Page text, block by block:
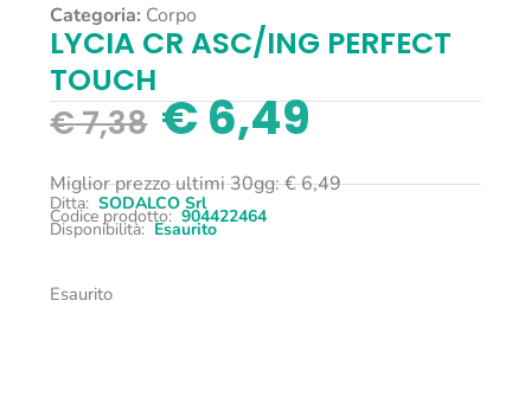
Categoria: Corpo
LYCIA CR ASC/ING PERFECT
TOUCH
€7,38 €6,49
Miglior prezzo ultimi 30gg:€6,49
Ditta: SODALCO Srl
Codice prodotto: 904422464
Disponibilità: Esaurito
Esaurito